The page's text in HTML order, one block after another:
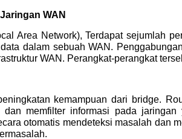
WAN
Area Network), Terdapat sejumlah
dalam sebuah WAN.
WAN. Perangkat-perangkat
kemampuan dari bridge.
dan memfilter informasi pada jaringan
otomatis mendeteksi masalah dan